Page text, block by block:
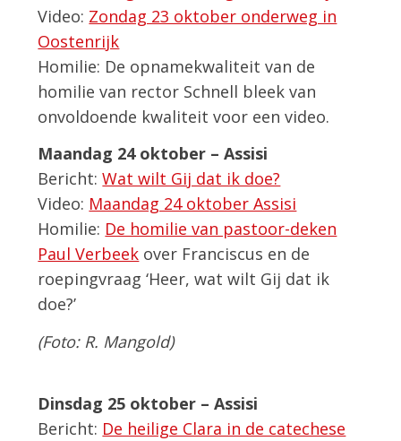
Video: Zondag 23 oktober onderweg in
Oostenrijk
Homilie: De opnamekwaliteit van de
homilie van rector Schnell bleek van
onvoldoende kwaliteit voor een video.
Maandag 24 oktober – Assisi
Bericht:Wat wilt Gij dat ik doe?
Video: Maandag 24 oktober Assisi
Homilie: De homilie van pastoor-deken
Paul Verbeek over Franciscus en de
roepingvraag ‘Heer, wat wilt Gij dat ik
doe?’
(Foto: R. Mangold)
Dinsdag 25 oktober – Assisi
Bericht: De heilige Clara in de catechese